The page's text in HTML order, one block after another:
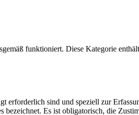
funktioniert. Diese Kategorie
sind und speziell zur
Es ist obligatorisch, die